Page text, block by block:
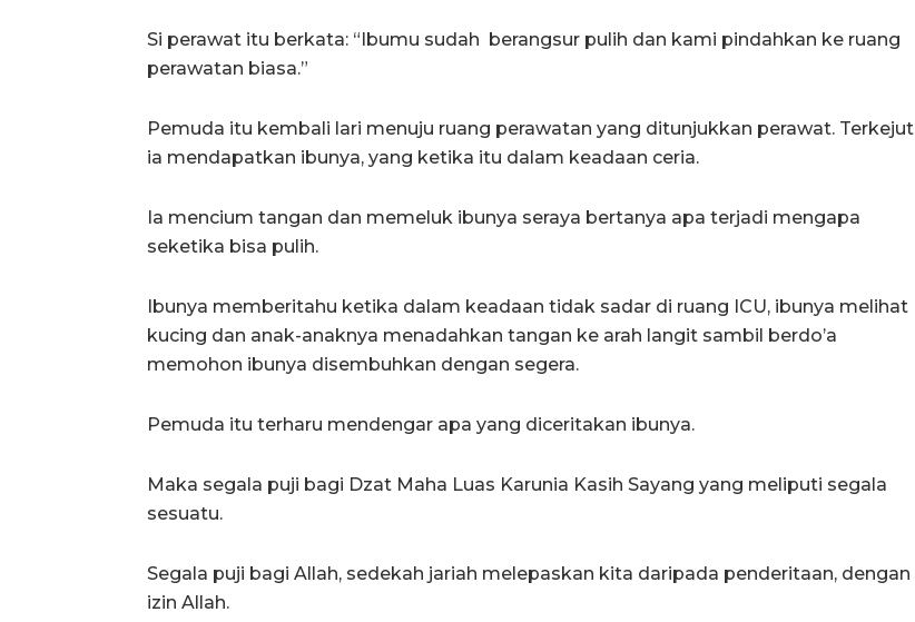
Si perawat itu berkata: “Ibumu sudah berangsur pulih dan kami pindahkan ke ruang
perawatan biasa.”
Pemuda itu kembali lari menuju ruang perawatan yang ditunjukkan perawat. Terkejut
ia mendapatkan ibunya, yang ketika itu dalam keadaan ceria.
Ia mencium tangan dan memeluk ibunya seraya bertanya apa terjadi mengapa
seketika bisa pulih.
Ibunya memberitahu ketika dalam keadaan tidak sadar di ruang ICU, ibunya melihat
kucing dan anak-anaknya menadahkan tangan ke arah langit sambil berdo’a
memohon ibunya disembuhkan dengan segera.
Pemuda itu terharu mendengar apa yang diceritakan ibunya.
Maka segala puji bagi Dzat Maha Luas Karunia Kasih Sayang yang meliputi segala
sesuatu.
Segala puji bagi Allah, sedekah jariah melepaskan kita daripada penderitaan, dengan
izin Allah.